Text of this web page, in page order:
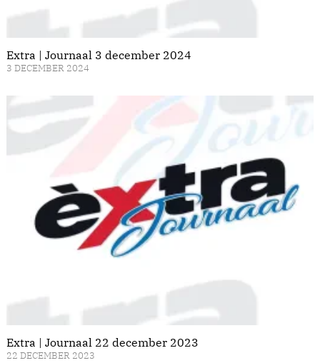
Extra | Journaal 3 december 2024
3 DECEMBER 2024
Extra | Journaal 22 december 2023
22 DECEMBER 2023